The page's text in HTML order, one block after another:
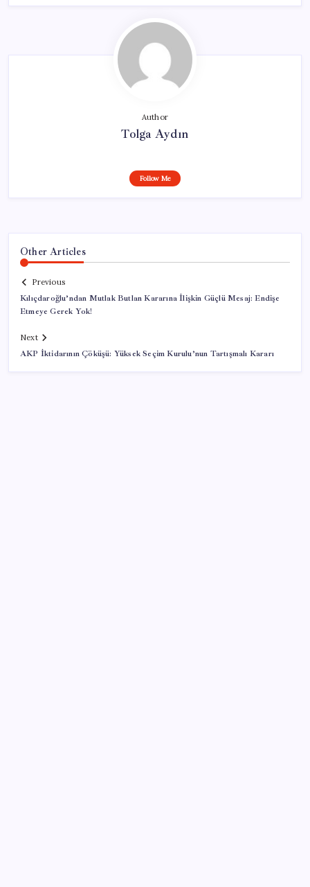
Author
Tolga Aydın
Follow Me
Other Articles
Previous
Kılıçdaroğlu’ndan Mutlak Butlan Kararına İlişkin Güçlü Mesaj: Endişe
Etmeye Gerek Yok!
Next
AKP İktidarının Çöküşü: Yüksek Seçim Kurulu’nun Tartışmalı Kararı